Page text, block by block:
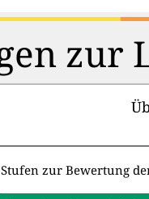
zur
Stufen zur Bewertung